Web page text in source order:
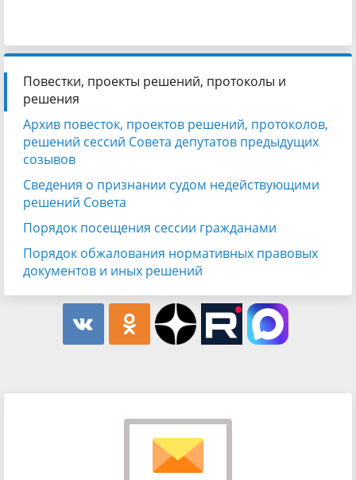
Повестки, проекты решений, протоколы и
решения
Архив повесток, проектов решений, протоколов,
решений сессий Совета депутатов предыдущих
созывов
Сведения о признании судом недействующими
решений Совета
Порядок посещения сессии гражданами
Порядок обжалования нормативных правовых
документов и иных решений